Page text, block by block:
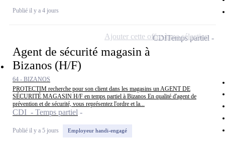
Publié il y a 4 jours
Agent de sécurité magasin à
Bizanos (H/F)
64 - BIZANOS
PROTECTIM recherche pour son client dans les magasins un AGENT DE
SÉCURITÉ MAGASIN H/F en temps partiel à Bizanos En qualité d'agent de
prévention et de sécurité, vous représentez l'ordre et la...
CDI - Temps partiel
Publié il y a 5 jours Employeur handi-engagé
CDITemps partiel
Ajouter cette offre à ma sélection